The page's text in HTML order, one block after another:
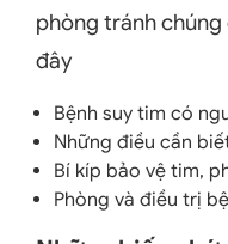
phòng tránh
đây
Bệnh suy tim có
Những điều cần
Bí kíp bảo vệ tim,
Phòng và điều trị